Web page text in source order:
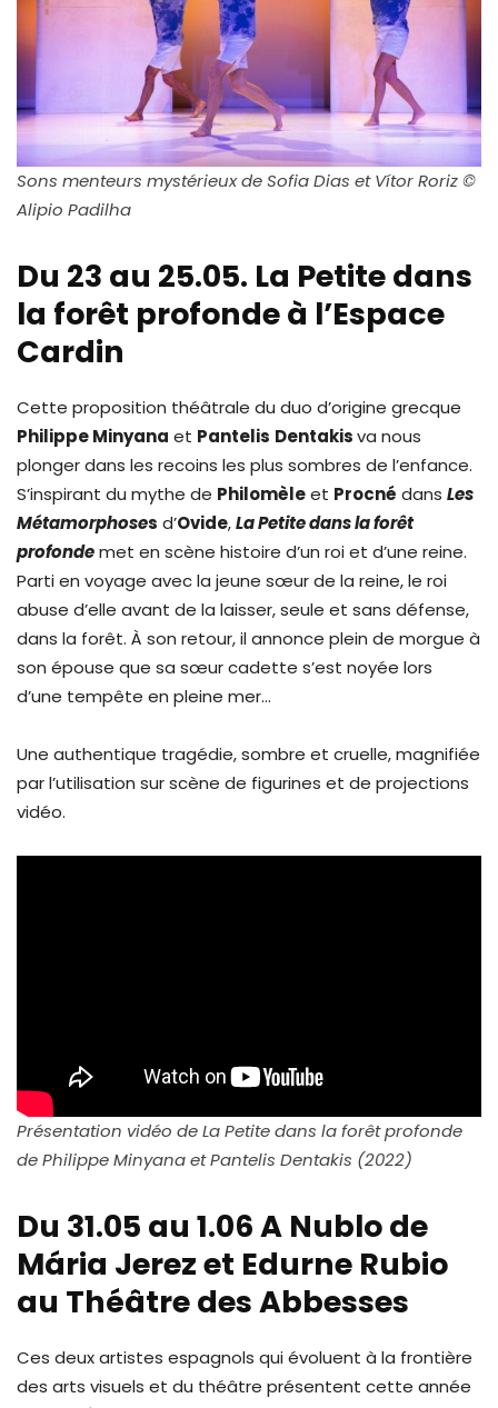
Sons menteurs mystérieux de Sofia Dias et Vítor Roriz ©
Alipio Padilha
Du 23 au 25.05. La Petite dans
la forêt profonde à l’Espace
Cardin
Cette proposition théâtrale du duo d’origine grecque
Philippe Minyana et Pantelis Dentakisva nous
plonger dans les recoins les plus sombres de l’enfance.
S’inspirant du mythe de Philomèleet Procné dans Les
Métamorphoses d’Ovide,La Petite dans la forêt
profondemet en scène histoire d’un roi et d’une reine.
Parti en voyage avec la jeune sœur de la reine, le roi
abuse d’elle avant de la laisser, seule et sans défense,
dans la forêt. À son retour, il annonce plein de morgue à
son épouse que sa sœur cadette s’est noyée lors
d’une tempête en pleine mer…
Une authentique tragédie, sombre et cruelle, magnifiée
par l’utilisation sur scène de figurines et de projections
vidéo.
Présentation vidéo de La Petite dans la forêt profonde
de Philippe Minyana et Pantelis Dentakis (2022)
Du 31.05 au 1.06 A Nublo de
Mária Jerez et Edurne Rubio
au Théâtre des Abbesses
Ces deux artistes espagnols qui évoluent à la frontière
des arts visuels et du théâtre présentent cette année